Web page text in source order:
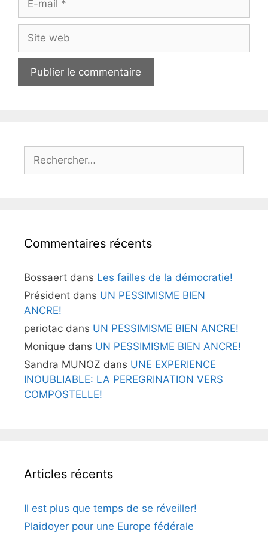
mail
web
Commentaires récents
Bossaert dans Les failles de la démocratie!
Président dans UN PESSIMISME BIEN
ANCRE!
periotac dans UN PESSIMISME BIEN ANCRE!
Monique dans UN PESSIMISME BIEN ANCRE!
Sandra MUNOZ dans UNE EXPERIENCE
INOUBLIABLE: LA PEREGRINATION VERS
COMPOSTELLE!
Articles récents
Il est plus que temps de se réveiller!
Plaidoyer pour une Europe fédérale